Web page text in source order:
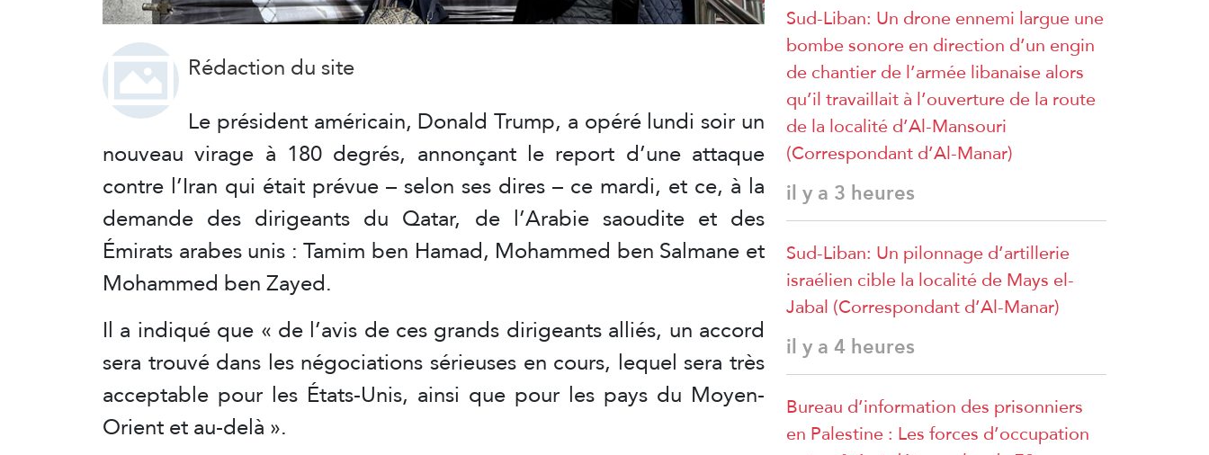
Rédaction du site
Le président américain, Donald Trump, a opéré lundi soir un
nouveau virage à 180 degrés, annonçant le report d’une attaque
contre l’Iran qui était prévue – selon ses dires – ce mardi, et ce, à la
demande des dirigeants du Qatar, de l’Arabie saoudite et des
Émirats arabes unis : Tamim ben Hamad, Mohammed ben Salmane et
Mohammed ben Zayed.
Il a indiqué que « de l’avis de ces grands dirigeants alliés, un accord
sera trouvé dans les négociations sérieuses en cours, lequel sera très
acceptable pour les États-Unis, ainsi que pour les pays du Moyen-
Orient et au-delà ».
Sud-Liban: Un drone ennemi largue une
bombe sonore en direction d’un engin
de chantier de l’armée libanaise alors
qu’il travaillait à l’ouverture de la route
de la localité d’Al-Mansouri
(Correspondant d’Al-Manar)
il y a 3 heures
Sud-Liban: Un pilonnage d’artillerie
israélien cible la localité de Mays el-
Jabal (Correspondant d’Al-Manar)
il y a 4 heures
Bureau d’information des prisonniers
en Palestine : Les forces d’occupation